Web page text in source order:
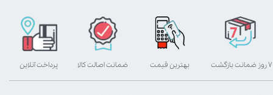
بهترین قیمت پرداخت آنلاین ۷ روز ضمانت بازگشت ضمانت اصالت کالا